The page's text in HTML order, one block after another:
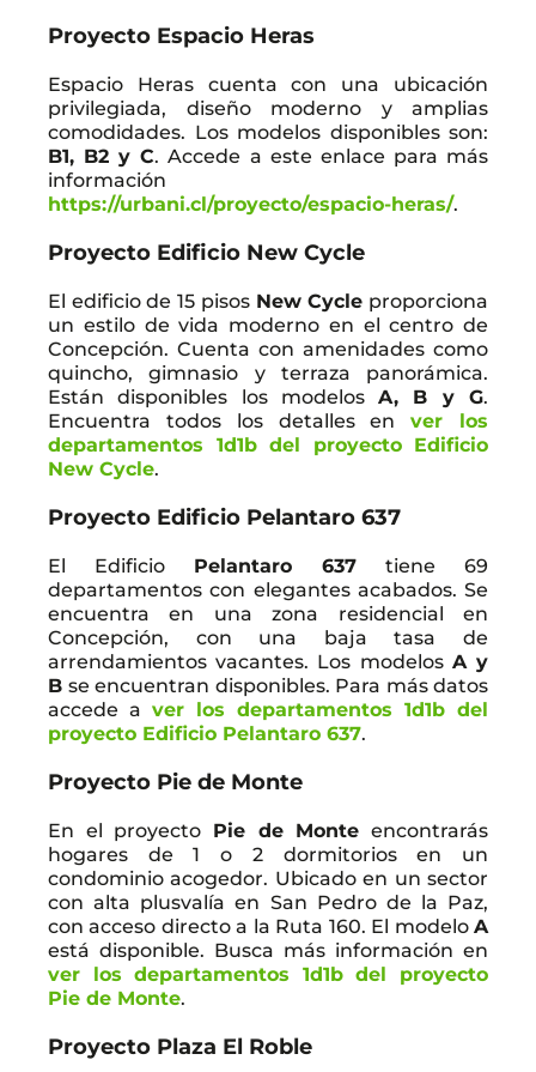
Proyecto Espacio Heras
Espacio Heras cuenta con una ubicación
privilegiada, diseño moderno y amplias
comodidades. Los modelos disponibles son:
B1, B2 y C. Accede a este enlace para más
información
https://urbani.cl/proyecto/espacio-heras/.
Proyecto Edificio New Cycle
El edificio de 15 pisos New Cycle proporciona
un estilo de vida moderno en el centro de
Concepción. Cuenta con amenidades como
quincho, gimnasio y terraza panorámica.
Están disponibles los modelosA, B y G.
Encuentra todos los detalles enver los
departamentos 1d1b del proyecto Edificio
New Cycle.
Proyecto Edificio Pelantaro 637
El Edificio Pelantaro 637 tiene 69
departamentos con elegantes acabados. Se
encuentra en una zona residencial en
Concepción, con una baja tasa de
arrendamientos vacantes. Los modelos A y
B se encuentran disponibles. Para más datos
accede a ver los departamentos 1d1b del
proyecto Edificio Pelantaro 637.
Proyecto Pie de Monte
En el proyecto Pie de Monte encontrarás
hogares de 1 o 2 dormitorios en un
condominio acogedor. Ubicado en un sector
con alta plusvalía en San Pedro de la Paz,
con acceso directo a la Ruta 160. El modelo A
está disponible. Busca más información en
ver los departamentos 1d1b del proyecto
Pie de Monte.
Proyecto Plaza El Roble